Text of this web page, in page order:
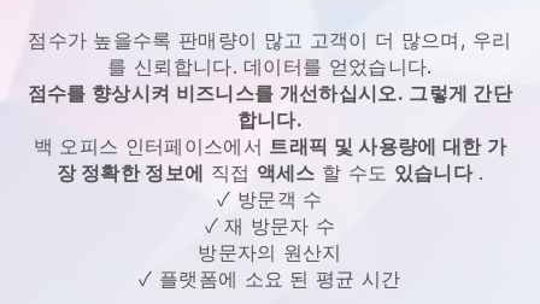
점수가 높을수록 판매량이 많고 고객이 더 많으며, 우리
를 신뢰합니다. 데이터를 얻었습니다.
점수를 향상시켜 비즈니스를 개선하십시오. 그렇게 간단
합니다.
백 오피스 인터페이스에서 트래픽 및 사용량에 대한 가
장 정확한 정보에 직접 액세스 할 수도 있습니다.
✓ 방문객 수
✓ 재 방문자 수
방문자의 원산지
✓ 플랫폼에 소요 된 평균 시간